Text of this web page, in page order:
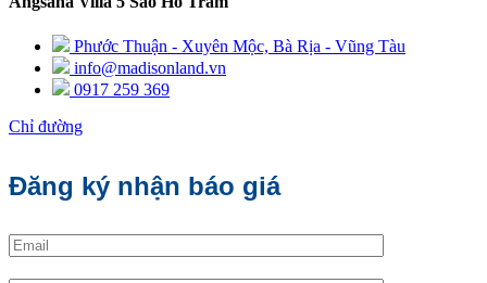
Phước Thuận - Xuyên Mộc, Bà Rịa - Vũng Tàu
info@madisonland.vn
0917 259 369
Chỉ đường
Đăng ký nhận báo giá